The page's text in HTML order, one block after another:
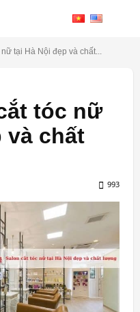
tại Hà Nội đẹp và chất...
tóc nữ
và chất
993